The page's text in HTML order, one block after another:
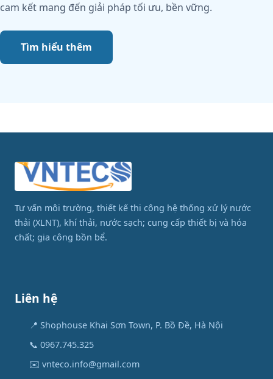
cam kết mang đến giải pháp tối ưu, bền vững.
Tìm hiểu thêm
Tư vấn môi trường, thiết kế thi công hệ thống xử lý nước
thải (XLNT), khí thải, nước sạch; cung cấp thiết bị và hóa
chất; gia công bồn bể.
Liên hệ
📍 Shophouse Khai Sơn Town, P. Bồ Đề, Hà Nội
📞 0967.745.325
✉️ vnteco.info@gmail.com